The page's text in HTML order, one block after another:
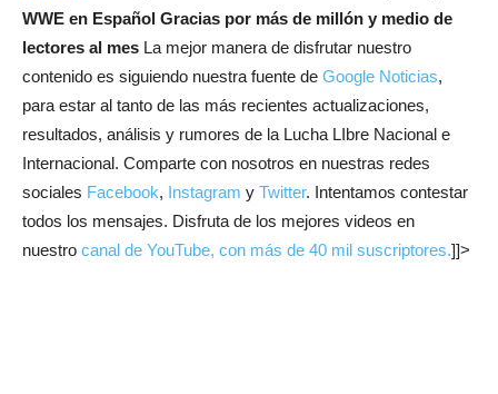
WWE en Español Gracias por más de millón y medio de
lectores al mes La mejor manera de disfrutar nuestro
contenido es siguiendo nuestra fuente de Google Noticias,
para estar al tanto de las más recientes actualizaciones,
resultados, análisis y rumores de la Lucha LIbre Nacional e
Internacional. Comparte con nosotros en nuestras redes
sociales Facebook, Instagram y Twitter. Intentamos contestar
todos los mensajes. Disfruta de los mejores videos en
nuestro canal de YouTube, con más de 40 mil suscriptores.]]>